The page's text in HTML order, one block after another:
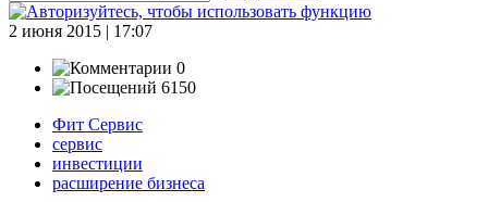
2 июня 2015 | 17:07
0
6150
Фит Сервис
сервис
инвестиции
расширение бизнеса